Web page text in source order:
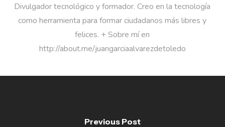
Divulgador tecnológico y formador. Creo en la tecnología
como herramienta para formar ciudadanos más libres y
felices. + Sobre mí en
http://about.me/juangarciaalvarezdetoledo
Previous Post